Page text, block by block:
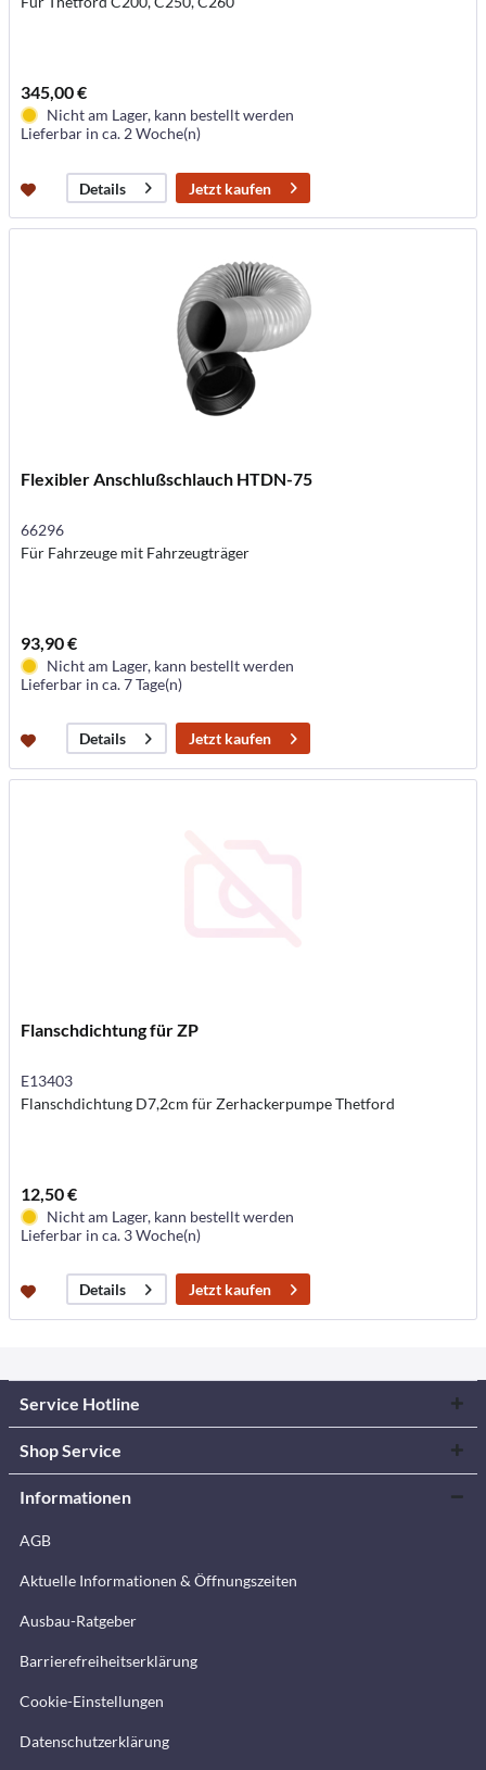
345,00 €
Nicht am Lager, kann bestellt werden
Lieferbar in ca. 2 Woche(n)
Details Jetzt kaufen
Flexibler Anschlußschlauch HTDN-​75
66296
Für Fahrzeuge mit Fahrzeugträger
93,90 €
Nicht am Lager, kann bestellt werden
Lieferbar in ca. 7 Tage(n)
Details Jetzt kaufen
Flanschdichtung für ZP
E13403
Flanschdichtung D7,2cm für Zerhackerpumpe Thetford
12,50 €
Nicht am Lager, kann bestellt werden
Lieferbar in ca. 3 Woche(n)
Details Jetzt kaufen
Service Hotline
Shop Service
Informationen
AGB
Aktuelle Informationen & Öffnungszeiten
Ausbau-Ratgeber
Barrierefreiheitserklärung
Cookie-Einstellungen
Datenschutzerklärung